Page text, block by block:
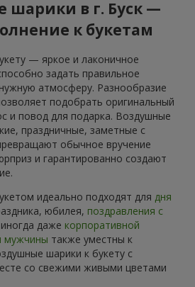
шарики в г. Буск —
к букетам
— яркое и лаконичное
задать правильное
атмосферу. Разнообразие
подобрать оригинальный
и повод для подарка. Воздушные
праздничные, заметные с
обычное вручение
и гарантированно создают
идеально подходят для дня
юбилея, поздравления с
даже корпоративной
мужчины также уместны к
шарики к букету с
со свежими живыми цветами